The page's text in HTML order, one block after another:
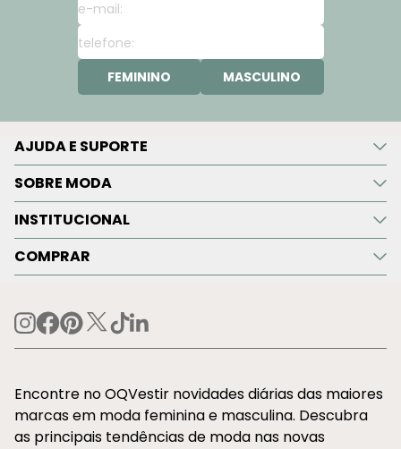
FEMININO MASCULINO
AJUDA E SUPORTE
SOBRE MODA
INSTITUCIONAL
COMPRAR
Encontre no OQVestir novidades diárias das maiores
marcas em moda feminina e masculina. Descubra
as principais tendências de moda nas novas